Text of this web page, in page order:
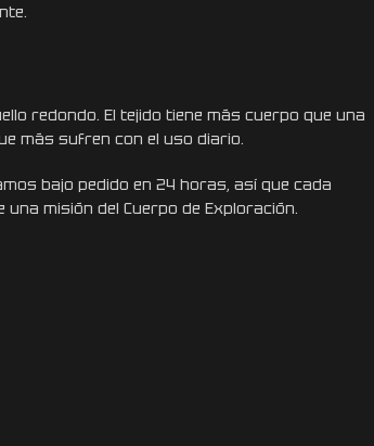
redondo. El tejido tiene más cuerpo que una
más sufren con el uso diario.
bajo pedido en 24 horas, así que cada
misión del Cuerpo de Exploración.